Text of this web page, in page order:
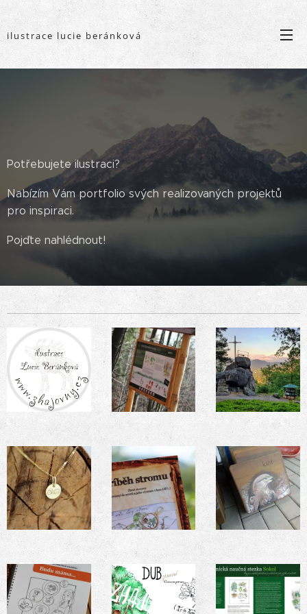
ilustrace lucie beránková
Potřebujete ilustraci?
Nabízím Vám portfolio svých realizovaných projektů
pro inspiraci.
Pojďte nahlédnout!